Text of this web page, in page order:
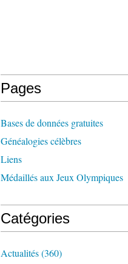
Pages
Bases de données gratuites
Généalogies célèbres
Liens
Médaillés aux Jeux Olympiques
Catégories
Actualités(360)